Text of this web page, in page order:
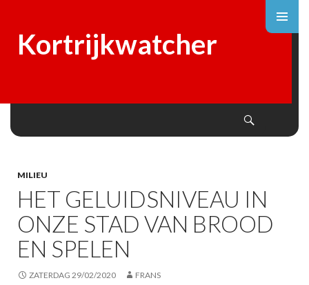
Kortrijkwatcher
MILIEU
HET GELUIDSNIVEAU IN
ONZE STAD VAN BROOD
EN SPELEN
ZATERDAG 29/02/2020 FRANS